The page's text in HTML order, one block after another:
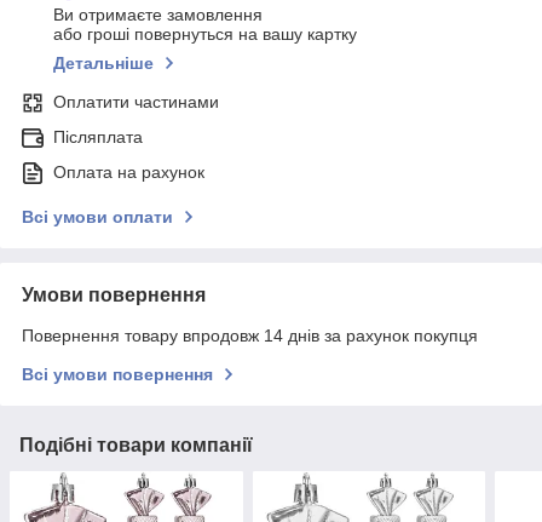
Ви отримаєте замовлення
або гроші повернуться на вашу картку
Детальніше
Оплатити частинами
Післяплата
Оплата на рахунок
Всі умови оплати
Умови повернення
Повернення товару впродовж 14 днів за рахунок покупця
Всі умови повернення
Подібні товари компанії